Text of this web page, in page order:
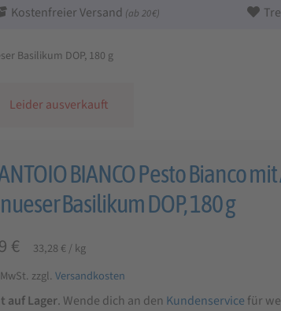
Kostenfreier Versand (ab 20 €)
Basilikum DOP, 180 g
Leider ausverkauft
BIANCO Pesto Bianco
Basilikum DOP, 180 g
€ 33,28 € /kg
zzgl. Versandkosten
auf Lager. Wende dich an den Kundenservice für